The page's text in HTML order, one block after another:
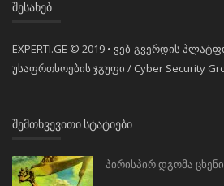
ᲨᲔᲡᲐᲮᲔᲑ
EXPERTI.GE © 2019 • ვებ-გვერდის
უსაფრთხოების ჯგუფი / Cyber Security
ᲨᲔᲛᲗᲮᲕᲔᲕᲘᲗᲘ ᲡᲢᲐᲢᲘᲔᲑᲘ
პირისპირ დგომა